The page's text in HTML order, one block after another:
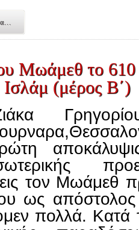
Μωάμεθ το
Ισλάμ (μέρος Β΄)
τον Μωάμεθ
ως
πολλά. Κατά